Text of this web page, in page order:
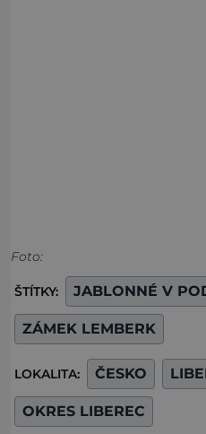
Foto:
ŠTÍTKY: JABLONNÉ V
ZÁMEK LEMBERK
LOKALITA: ČESKO
OKRES LIBEREC